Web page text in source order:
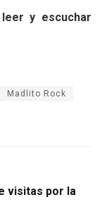
y escuchar
Madlito Rock
visitas por la